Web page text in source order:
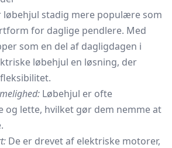
løbehjul stadig mere populære som
for daglige pendlere. Med
som en del af dagligdagen i
løbehjul en løsning, der
Løbehjul er ofte
og lette, hvilket gør dem nemme at
De er drevet af elektriske motorer,